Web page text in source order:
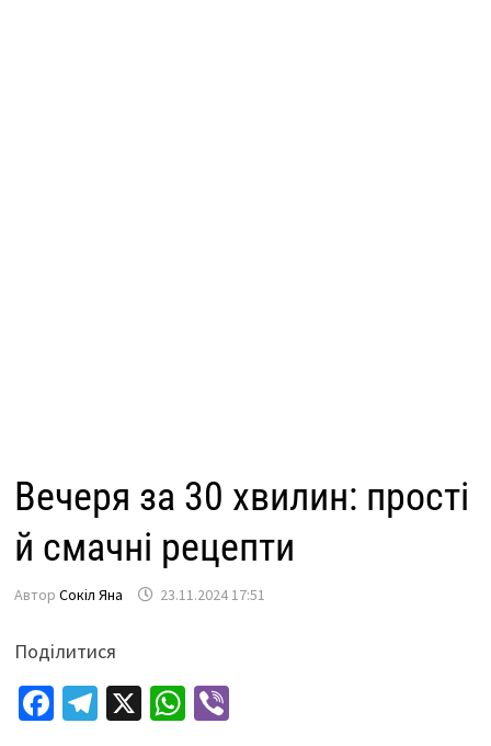
Вечеря за 30 хвилин: прості
й смачні рецепти
Автор Сокіл Яна 23.11.2024 17:51
Поділитися
Fa Te X W Vi